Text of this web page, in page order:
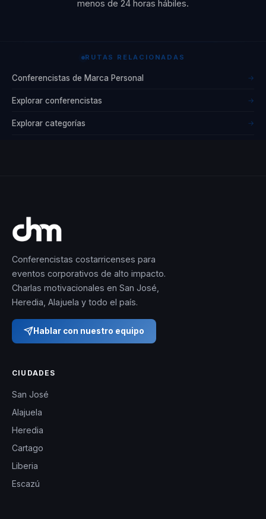
adaptarse a
diferentes
contextos lo hacen
liderazgo.
Rubén Suárez
Nicola es una
opción ideal para
eventos
corporativos,
conferencias y
un impacto
duradero en la
comunicación y el
liderazgo de sus
participantes.
menos de 24 horas hábiles.
RUTAS RELACIONADAS
Conferencistas de Marca Personal →
Explorar conferencistas →
Explorar categorías →
Conferencistas costarricenses para
eventos corporativos de alto impacto.
Charlas motivacionales en San José,
Heredia, Alajuela y todo el país.
Hablar con nuestro equipo
CIUDADES
San José
Alajuela
Heredia
Cartago
Liberia
Escazú